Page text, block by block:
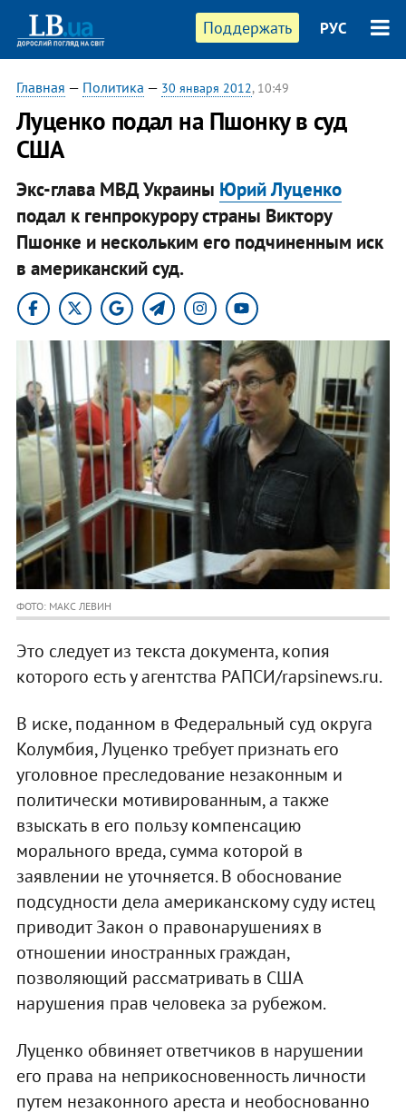
Поддержать РУС
Главная — Политика — 30 января 2012, 10:49
Луценко подал на Пшонку в суд
США
Экс-глава МВД Украины Юрий Луценко
подал к генпрокурору страны Виктору
Пшонке и нескольким его подчиненным иск
в американский суд.
ФОТО: МАКС ЛЕВИН
Это следует из текста документа, копия
которого есть у агентства РАПСИ/rapsinews.ru.
В иске, поданном в Федеральный суд округа
Колумбия, Луценко требует признать его
уголовное преследование незаконным и
политически мотивированным, а также
взыскать в его пользу компенсацию
морального вреда, сумма которой в
заявлении не уточняется. В обоснование
подсудности дела американскому суду истец
приводит Закон о правонарушениях в
отношении иностранных граждан,
позволяющий рассматривать в США
нарушения прав человека за рубежом.
Луценко обвиняет ответчиков в нарушении
его права на неприкосновенность личности
путем незаконного ареста и необоснованно